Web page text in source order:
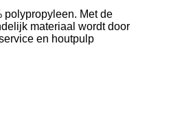
polypropyleen. Met de
materiaal wordt door
en houtpulp